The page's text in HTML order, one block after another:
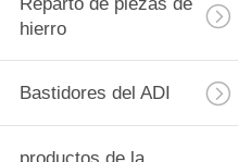
de la
hierro
Bastidores del ADI